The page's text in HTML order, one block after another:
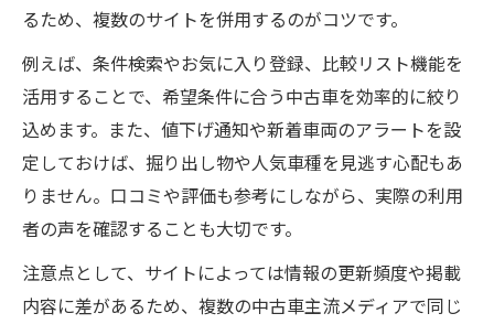
るため、複数のサイトを併用するのがコツです。
例えば、条件検索やお気に入り登録、比較リスト機能を
活用することで、希望条件に合う中古車を効率的に絞り
込めます。また、値下げ通知や新着車両のアラートを設
定しておけば、掘り出し物や人気車種を見逃す心配もあ
りません。口コミや評価も参考にしながら、実際の利用
者の声を確認することも大切です。
注意点として、サイトによっては情報の更新頻度や掲載
内容に差があるため、複数の中古車主流メディアで同じ